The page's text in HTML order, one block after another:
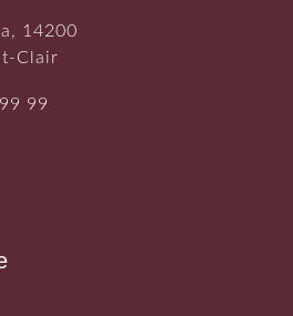
14200
Clair
99